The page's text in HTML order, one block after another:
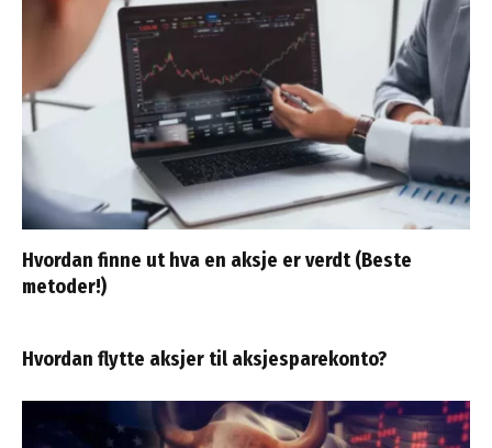
Hvordan finne ut hva en aksje er verdt (Beste
metoder!)
Hvordan flytte aksjer til aksjesparekonto?